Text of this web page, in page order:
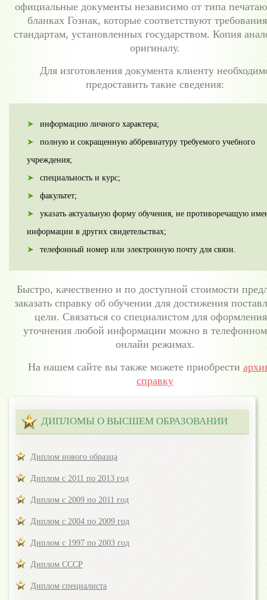
официальные документы независимо от типа
бланках Гознак, которые соответствуют
стандартам, установленных государством. Копия
оригиналу.
Для изготовления документа клиенту
предоставить такие сведения:
информацию личного характера;
полную и сокращенную аббревиатуру требуемого учебного
учреждения;
специальность и курс;
факультет;
указать актуальную форму обучения, не противоречащую
информации в других свидетельствах;
телефонный номер или электронную почту для связи.
Быстро, качественно и по доступной стоимости
заказать справку об обучении для достижения
цели. Связаться со специалистом для
уточнения любой информации можно в
онлайн режимах.
На нашем сайте вы также можете приобрести
справку
ДИПЛОМЫ О ВЫСШЕМ ОБРАЗОВАНИИ
Диплом нового образца
Диплом с 2011 по 2013 год
Диплом с 2009 по 2011 год
Диплом с 2004 по 2009 год
Диплом с 1997 по 2003 год
Диплом СССР
Диплом специалиста